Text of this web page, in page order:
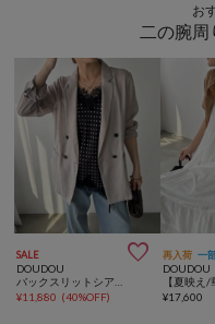
お
二の腕
SALE 
DOUDOU
¥11,880 (40%OFF)
再入荷 一
DOUDOU
¥17,600